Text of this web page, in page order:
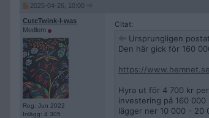
2025-04-26, 10:00
CuteTwink-I-was
Medlem
Reg: Jun 2022
Inlägg: 4 305
Citat:
Ursprungligen
Den här gick för 160
https://
Hyra ut för 4 700 kr
investering på 160
lägger ner 10 000 - 20